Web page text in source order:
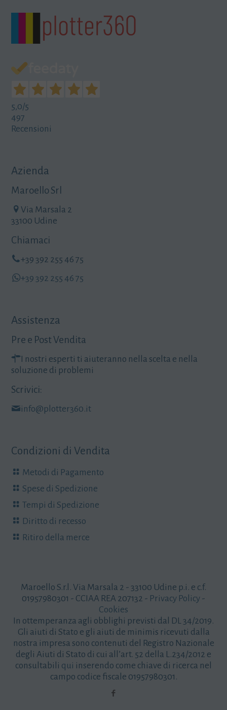
5,0/5
497
Recensioni
Azienda
Maroello Srl
Via Marsala 2
33100 Udine
Chiamaci
+39 392 255 46 75
+39 392 255 46 75
Assistenza
Pre e Post Vendita
I nostri esperti ti aiuteranno nella scelta e nella
soluzione di problemi
Scrivici:
info@plotter360.it
Condizioni di Vendita
Metodi di Pagamento
Spese di Spedizione
Tempi di Spedizione
Diritto di recesso
Ritiro della merce
Maroello S.r.l. Via Marsala 2 - 33100 Udine p.i. e c.f.
01957980301 - CCIAA REA 207132 - Privacy Policy -
Cookies
In ottemperanza agli obblighi previsti dal DL 34/2019.
Gli aiuti di Stato e gli aiuti de minimis ricevuti dalla
nostra impresa sono contenuti del Registro Nazionale
degli Aiuti di Stato di cui all’art. 52 della L.234/2012 e
consultabili qui inserendo come chiave di ricerca nel
campo codice fiscale 01957980301.